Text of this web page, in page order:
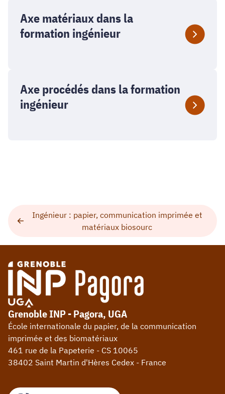
Axe matériaux dans la
formation ingénieur
Axe procédés dans la formation
ingénieur
Ingénieur : papier, communication imprimée et
matériaux biosourc
Grenoble INP - Pagora, UGA
École internationale du papier, de la communication
imprimée et des biomatériaux
461 rue de la Papeterie - CS 10065
38402 Saint Martin d'Hères Cedex - France